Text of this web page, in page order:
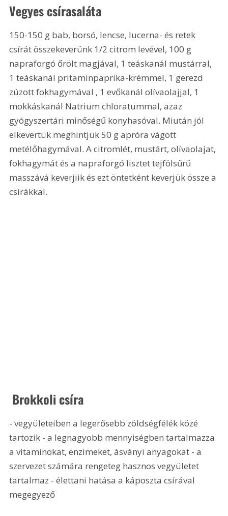
Vegyes csírasaláta
150-150 g bab, borsó, lencse, lucerna- és retek
csírát összekeverünk 1/2 citrom levével, 100 g
napraforgó őrölt magjával, 1 teáskanál mustárral,
1 teáskanál pritaminpaprika-krémmel, 1 gerezd
zúzott fokhagymával , 1 evőkanál olívaolajjal, 1
mokkáskanál Natrium chloratummal, azaz
gyógyszertári minőségű konyhasóval. Miután jól
elkevertük meghintjük 50 g apróra vágott
metélőhagymával. A citromlét, mustárt, olívaolajat,
fokhagymát és a napraforgó lisztet tejfölsűrű
masszává keverjiik és ezt öntetként keverjük össze a
csírákkal.
Brokkoli csíra
- vegyületeiben a legerősebb zöldségfélék közé
tartozik - a legnagyobb mennyiségben tartalmazza
a vitaminokat, enzimeket, ásványi anyagokat - a
szervezet számára rengeteg hasznos vegyületet
tartalmaz - élettani hatása a káposzta csírával
megegyező